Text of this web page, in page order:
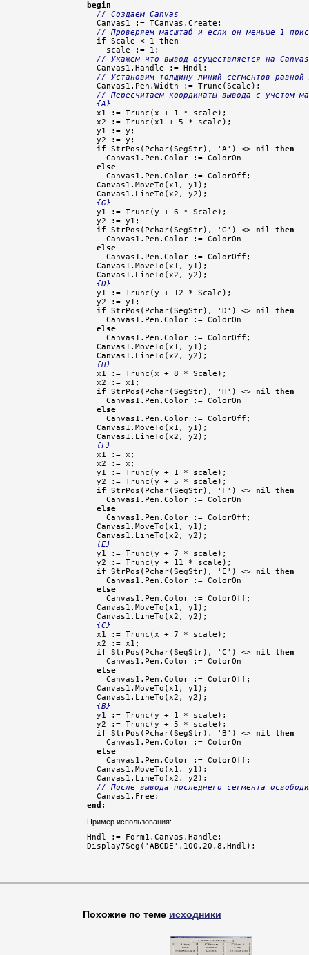
begin
// Создаем Canvas
  Canvas1 := TCanvas.Create;
// Проверяем масштаб и если он меньше 1
if Scale < 1 then
    scale := 1;
// Укажем что вывод осуществляется на
  Canvas1.Handle := Hndl;
// Установим толщину линий сегментов равной
  Canvas1.Pen.Width := Trunc(Scale);
// Пересчитаем координаты вывода с учетом
{A}
  x1 := Trunc(x + 1 * scale);
  x2 := Trunc(x1 + 5 * scale);
  y1 := y;
  y2 := y;
if StrPos(Pchar(SegStr), 'A') <> nil
then
    Canvas1.Pen.Color := ColorOn
else
    Canvas1.Pen.Color := ColorOff;
  Canvas1.MoveTo(x1, y1);
  Canvas1.LineTo(x2, y2);
{G}
  y1 := Trunc(y + 6 * Scale);
  y2 := y1;
if StrPos(Pchar(SegStr), 'G') <> nil
then
    Canvas1.Pen.Color := ColorOn
else
    Canvas1.Pen.Color := ColorOff;
  Canvas1.MoveTo(x1, y1);
  Canvas1.LineTo(x2, y2);
{D}
  y1 := Trunc(y + 12 * Scale);
  y2 := y1;
if StrPos(Pchar(SegStr), 'D') <> nil
then
    Canvas1.Pen.Color := ColorOn
else
    Canvas1.Pen.Color := ColorOff;
  Canvas1.MoveTo(x1, y1);
  Canvas1.LineTo(x2, y2);
{H}
  x1 := Trunc(x + 8 * Scale);
  x2 := x1;
if StrPos(Pchar(SegStr), 'H') <> nil
then
    Canvas1.Pen.Color := ColorOn
else
    Canvas1.Pen.Color := ColorOff;
  Canvas1.MoveTo(x1, y1);
  Canvas1.LineTo(x2, y2);
{F}
  x1 := x;
  x2 := x;
  y1 := Trunc(y + 1 * scale);
  y2 := Trunc(y + 5 * scale);
if StrPos(Pchar(SegStr), 'F') <> nil
then
    Canvas1.Pen.Color := ColorOn
else
    Canvas1.Pen.Color := ColorOff;
  Canvas1.MoveTo(x1, y1);
  Canvas1.LineTo(x2, y2);
{E}
  y1 := Trunc(y + 7 * scale);
  y2 := Trunc(y + 11 * scale);
if StrPos(Pchar(SegStr), 'E') <> nil
then
    Canvas1.Pen.Color := ColorOn
else
    Canvas1.Pen.Color := ColorOff;
  Canvas1.MoveTo(x1, y1);
  Canvas1.LineTo(x2, y2);
{C}
  x1 := Trunc(x + 7 * scale);
  x2 := x1;
if StrPos(Pchar(SegStr), 'C') <> nil
then
    Canvas1.Pen.Color := ColorOn
else
    Canvas1.Pen.Color := ColorOff;
  Canvas1.MoveTo(x1, y1);
  Canvas1.LineTo(x2, y2);
{B}
  y1 := Trunc(y + 1 * scale);
  y2 := Trunc(y + 5 * scale);
if StrPos(Pchar(SegStr), 'B') <> nil
then
    Canvas1.Pen.Color := ColorOn
else
    Canvas1.Pen.Color := ColorOff;
  Canvas1.MoveTo(x1, y1);
  Canvas1.LineTo(x2, y2);
// После вывода последнего сегмента
end ;
Пример использования:
Hndl := Form1.Canvas.Handle;
Похожие по теме исходники